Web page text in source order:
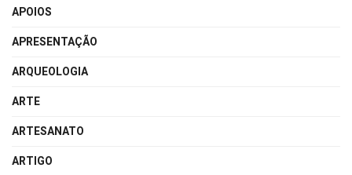
APOIOS
APRESENTAÇÃO
ARQUEOLOGIA
ARTE
ARTESANATO
ARTIGO